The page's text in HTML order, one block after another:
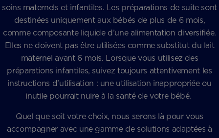
soins maternels et infantiles. Les préparations de suite sont
destinées uniquement aux bébés de plus de 6 mois,
comme composante liquide d’une alimentation diversifiée.
Elles ne doivent pas être utilisées comme substitut du lait
maternel avant 6 mois. Lorsque vous utilisez des
préparations infantiles, suivez toujours attentivement les
instructions d’utilisation : une utilisation inappropriée ou
inutile pourrait nuire à la santé de votre bébé.
Quel que soit votre choix, nous serons là pour vous
accompagner avec une gamme de solutions adaptées à